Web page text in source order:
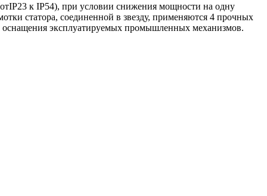
к IP54), при условии снижения мощности на одну
статора, соединенной в звезду, применяются 4 прочных
эксплуатируемых промышленных механизмов.